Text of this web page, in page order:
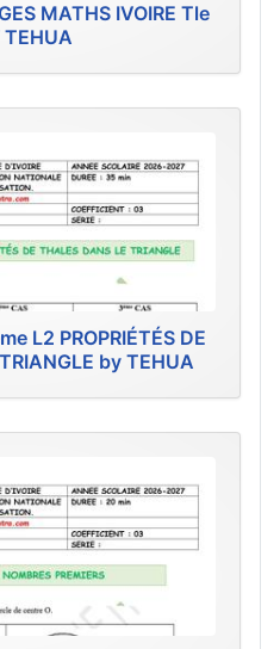
MATHS IVOIRE Tle
TEHUA
L2 PROPRIÉTÉS DE
by TEHUA